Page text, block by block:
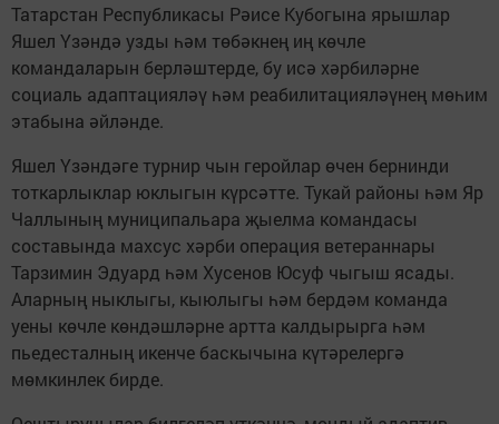
Татарстан Республикасы Рәисе Кубогына ярышлар
Яшел Үзәндә узды һәм төбәкнең иң көчле
командаларын берләштерде, бу исә хәрбиләрне
социаль адаптацияләү һәм реабилитацияләүнең мөһим
этабына әйләнде.
Яшел Үзәндәге турнир чын геройлар өчен бернинди
тоткарлыклар юклыгын күрсәтте. Тукай районы һәм Яр
Чаллының муниципальара җыелма командасы
составында махсус хәрби операция ветераннары
Тарзимин Эдуард һәм Хусенов Юсуф чыгыш ясады.
Аларның ныклыгы, кыюлыгы һәм бердәм команда
уены көчле көндәшләрне артта калдырырга һәм
пьедесталның икенче баскычына күтәрелергә
мөмкинлек бирде.